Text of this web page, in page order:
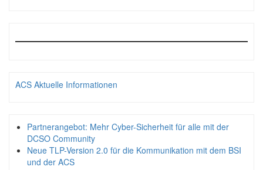
ACS Aktuelle Informationen
Partnerangebot: Mehr Cyber-Sicherheit für alle mit der
DCSO Community
Neue TLP-Version 2.0 für die Kommunikation mit dem BSI
und der ACS